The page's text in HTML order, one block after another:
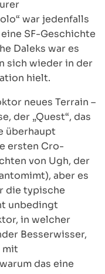
war jedenfalls
SF-Geschichte
Daleks war es
sich wieder in der
hielt.
neues Terrain –
der „Quest“, das
überhaupt
ersten Cro-
von Ugh, der
aber es
die typische
unbedingt
in welcher
Besserwisser,
mit
das eine